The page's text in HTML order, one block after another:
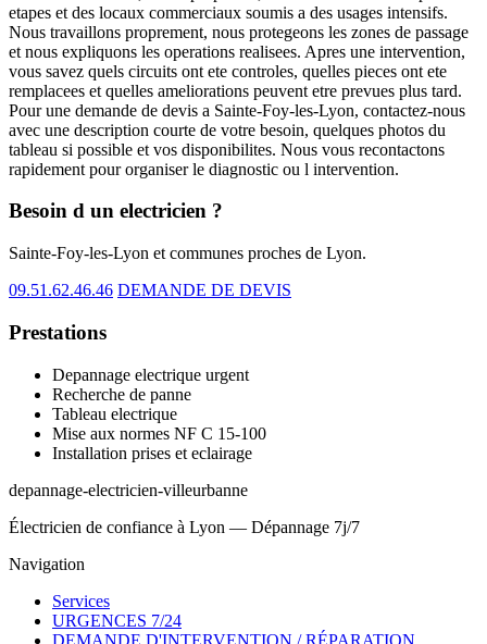
etapes et des locaux commerciaux soumis a des usages intensifs.
Nous travaillons proprement, nous protegeons les zones de passage
et nous expliquons les operations realisees. Apres une intervention,
vous savez quels circuits ont ete controles, quelles pieces ont ete
remplacees et quelles ameliorations peuvent etre prevues plus tard.
Pour une demande de devis a Sainte-Foy-les-Lyon, contactez-nous
avec une description courte de votre besoin, quelques photos du
tableau si possible et vos disponibilites. Nous vous recontactons
rapidement pour organiser le diagnostic ou l intervention.
Besoin d un electricien ?
Sainte-Foy-les-Lyon et communes proches de Lyon.
09.51.62.46.46 DEMANDE DE DEVIS
Prestations
Depannage electrique urgent
Recherche de panne
Tableau electrique
Mise aux normes NF C 15-100
Installation prises et eclairage
depannage-electricien-villeurbanne
Électricien de confiance à Lyon — Dépannage 7j/7
Navigation
Services
URGENCES 7/24
DEMANDE D'INTERVENTION / RÉPARATION